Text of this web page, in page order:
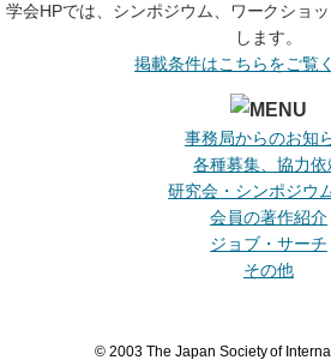
学会HPでは、シンポジウム、ワークショ
します。
掲載条件はこちらをご覧
事務局からのお知
各種募集、協力依
研究会・シンポジウ
会員の著作紹介
ジョブ・サーチ
その他
© 2003 The Japan Society of